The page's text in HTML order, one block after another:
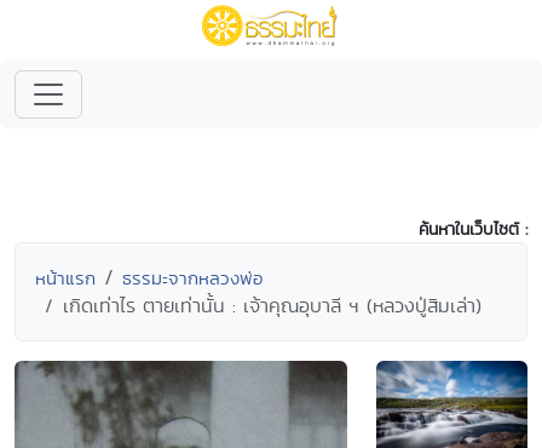
ค้นหาในเว็บไซต์ :
หน้าแรก ธรรมะจากหลวงพ่อ
เกิดเท่าไร ตายเท่านั้น : เจ้าคุณอุบาลี ฯ (หลวงปู่สิมเล่า)